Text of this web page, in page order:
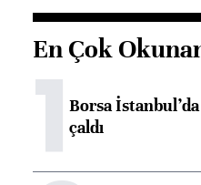
En Çok
1Borsa
çaldı